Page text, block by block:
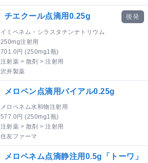
チエクール点滴用0.25g
イミペネム・シラスタチンナトリウム
250mg注射用
701.0円 (250mg1瓶)
注射薬 > 散剤 > 注射用
沢井製薬
後発
メロペン点滴用バイアル0.25g
メロペネム水和物注射用
577.0円 (250mg1瓶)
注射薬 > 散剤 > 注射用
住友ファーマ
メロペネム点滴静注用0.5g「トーワ」